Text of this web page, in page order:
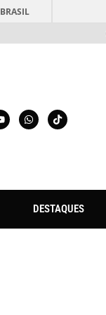
BRASIL
DESTAQUES